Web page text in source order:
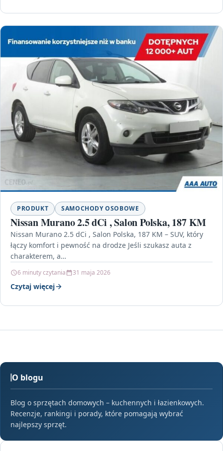
PRODUKT SAMOCHODY OSOBOWE
Nissan Murano 2.5 dCi , Salon Polska, 187 KM
Nissan Murano 2.5 dCi , Salon Polska, 187 KM – SUV, który
łączy komfort i pewność na drodze Jeśli szukasz auta z
charakterem, a…
6 minuty czytania 31 maja 2026
Czytaj więcej
O blogu
Blog o sprzętach domowych – kuchennych i łazienkowych.
Recenzje, rankingi i porady, które pomagają wybrać
najlepszy sprzęt.